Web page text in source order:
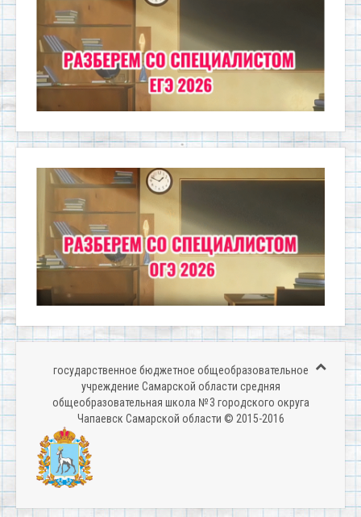
государственное бюджетное общеобразовательное
учреждение Самарской области средняя
общеобразовательная школа № 3 городского округа
Чапаевск Самарской области © 2015-2016